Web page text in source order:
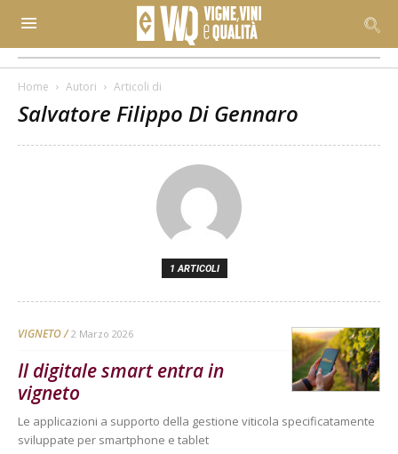
Home Autori Articoli di
Salvatore Filippo Di Gennaro
1 ARTICOLI
VIGNETO 2 Marzo 2026
Il digitale smart entra in
vigneto
Le applicazioni a supporto della gestione viticola specificatamente
sviluppate per smartphone e tablet